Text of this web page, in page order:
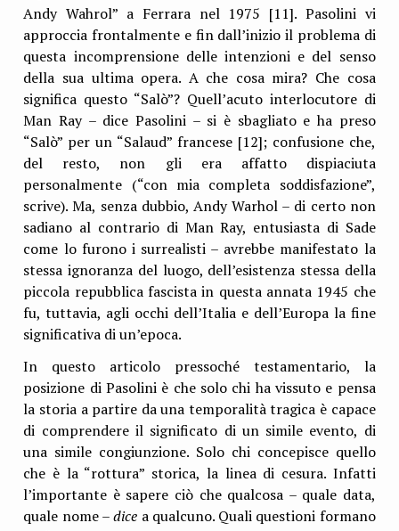
Andy Wahrol” a Ferrara nel 1975 [11]. Pasolini vi
approccia frontalmente e fin dall’inizio il problema di
questa incomprensione delle intenzioni e del senso
della sua ultima opera. A che cosa mira? Che cosa
significa questo “Salò”? Quell’acuto interlocutore di
Man Ray – dice Pasolini – si è sbagliato e ha preso
“Salò” per un “Salaud” francese [12]; confusione che,
del resto, non gli era affatto dispiaciuta
personalmente (“con mia completa soddisfazione”,
scrive). Ma, senza dubbio, Andy Warhol – di certo non
sadiano al contrario di Man Ray, entusiasta di Sade
come lo furono i surrealisti – avrebbe manifestato la
stessa ignoranza del luogo, dell’esistenza stessa della
piccola repubblica fascista in questa annata 1945 che
fu, tuttavia, agli occhi dell’Italia e dell’Europa la fine
significativa di un’epoca.
In questo articolo pressoché testamentario, la
posizione di Pasolini è che solo chi ha vissuto e pensa
la storia a partire da una temporalità tragica è capace
di comprendere il significato di un simile evento, di
una simile congiunzione. Solo chi concepisce quello
che è la “rottura” storica, la linea di cesura. Infatti
l’importante è sapere ciò che qualcosa – quale data,
quale nome –dice a qualcuno. Quali questioni formano